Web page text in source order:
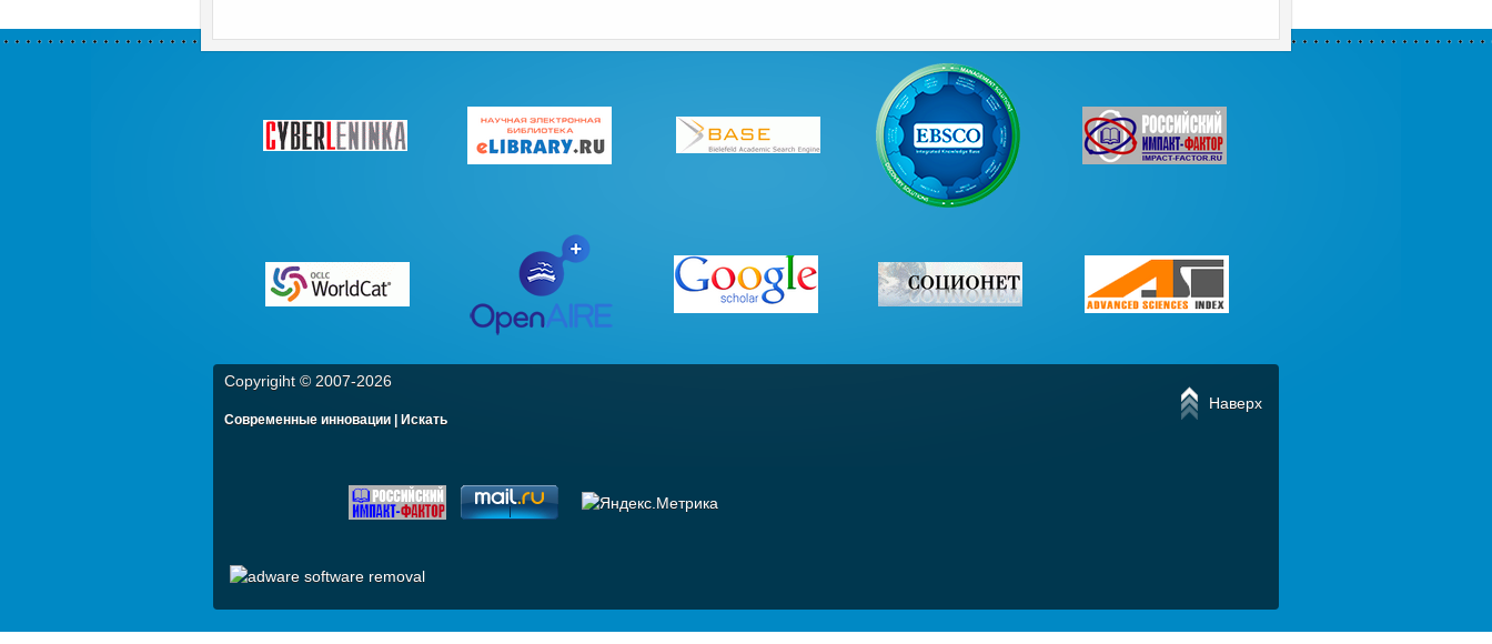
Copyrigiht © 2007-2026
Современные инновации | Искать
Наверх